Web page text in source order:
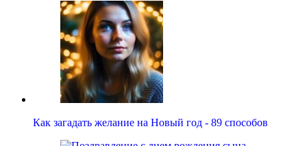
Как загадать желание на Новый год - 89 способов